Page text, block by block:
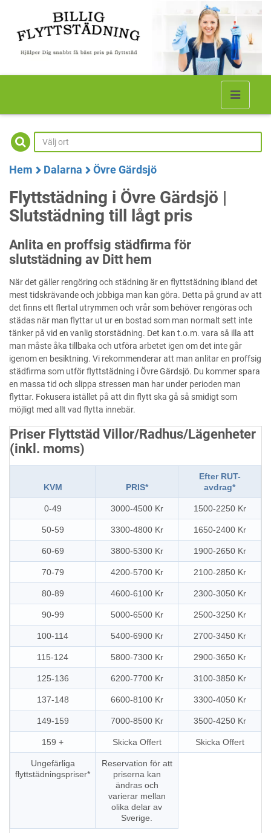
Hem Dalarna Övre Gärdsjö
Flyttstädning i Övre Gärdsjö |
Slutstädning till lågt pris
Anlita en proffsig städfirma för
slutstädning av Ditt hem
När det gäller rengöring och städning är en flyttstädning ibland det
mest tidskrävande och jobbiga man kan göra. Detta på grund av att
det finns ett flertal utrymmen och vrår som behöver rengöras och
städas när man flyttar ut ur en bostad som man normalt sett inte
tänker på vid en vanlig storstädning. Det kan t.o.m. vara så illa att
man måste åka tillbaka och utföra arbetet igen om det inte går
igenom en besiktning. Vi rekommenderar att man anlitar en proffsig
städfirma som utför flyttstädning i Övre Gärdsjö. Du kommer spara
en massa tid och slippa stressen man har under perioden man
flyttar. Fokusera istället på att din flytt ska gå så smidigt som
möjligt med allt vad flytta innebär.
Priser Flyttstäd Villor/Radhus/Lägenheter
(inkl. moms)
KVM PRIS*
Efter RUT-
avdrag*
0-49 3000-4500 Kr 1500-2250 Kr
50-59 3300-4800 Kr 1650-2400 Kr
60-69 3800-5300 Kr 1900-2650 Kr
70-79 4200-5700 Kr 2100-2850 Kr
80-89 4600-6100 Kr 2300-3050 Kr
90-99 5000-6500 Kr 2500-3250 Kr
100-114 5400-6900 Kr 2700-3450 Kr
115-124 5800-7300 Kr 2900-3650 Kr
125-136 6200-7700 Kr 3100-3850 Kr
137-148 6600-8100 Kr 3300-4050 Kr
149-159 7000-8500 Kr 3500-4250 Kr
159 + Skicka Offert Skicka Offert
Ungefärliga
flyttstädningspriser*
Reservation för att
priserna kan
ändras och
varierar mellan
olika delar av
Sverige.